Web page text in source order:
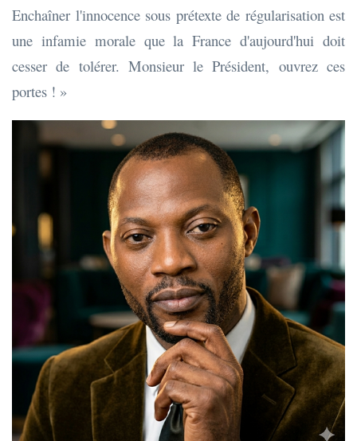
Enchaîner l'innocence sous prétexte de régularisation est
une infamie morale que la France d'aujourd'hui doit
cesser de tolérer. Monsieur le Président, ouvrez ces
portes ! »